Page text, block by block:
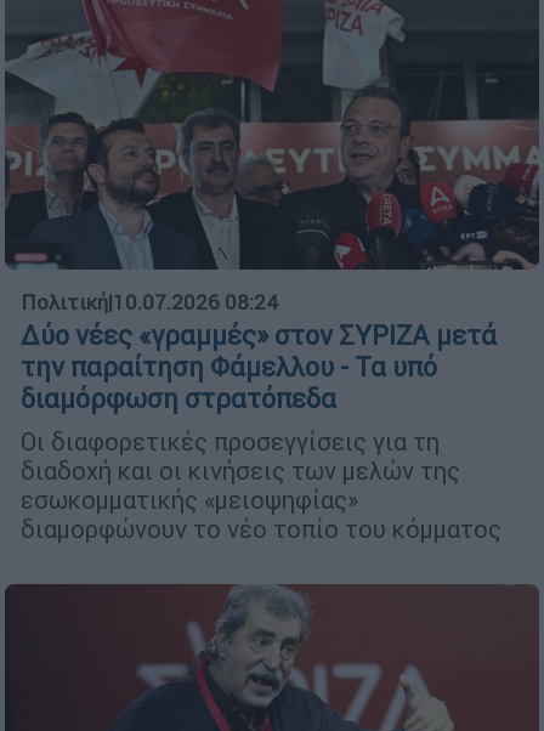
Πολιτική|10.07.2026 08:24
Δύο νέες «γραμμές» στον ΣΥΡΙΖΑ μετά
την παραίτηση Φάμελλου - Τα υπό
διαμόρφωση στρατόπεδα
Οι διαφορετικές προσεγγίσεις για τη
διαδοχή και οι κινήσεις των μελών της
εσωκομματικής «μειοψηφίας»
διαμορφώνουν το νέο τοπίο του κόμματος